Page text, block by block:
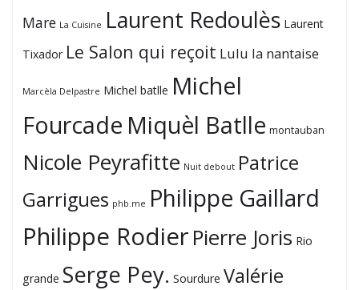
Mare La Cuisine Laurent Redoulès Laurent
Tixador Le Salon qui reçoit Lulu la nantaise
Marcèla Delpastre Michel batlle Michel
Fourcade Miquèl Batlle montauban
Nicole Peyrafitte Nuit debout Patrice
Garrigues phb.me Philippe Gaillard
Philippe Rodier Pierre Joris Rio
grande Serge Pey. Sourdure Valérie